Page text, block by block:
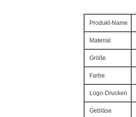
Produkt-Name
Material
Größe
Farbe
Logo-Drucken
Gebläse